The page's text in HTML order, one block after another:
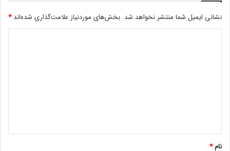
گیمزکام
نشانی ایمیل شما منتشر نخواهد شد. بخش‌های موردنیاز علامت‌گذاری شده‌اند*
نام*